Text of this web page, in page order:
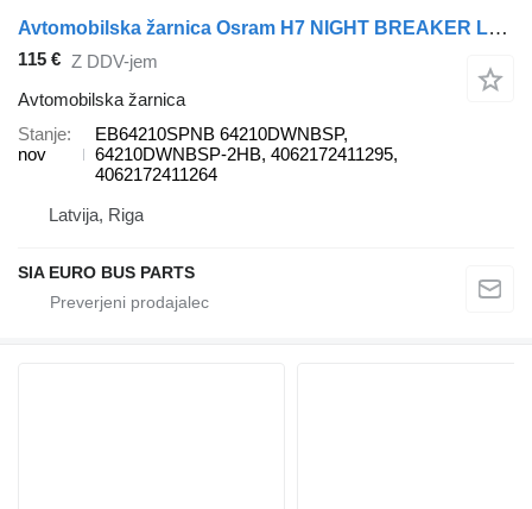
Avtomobilska žarnica Osram H7 NIGHT BREAKER LED SPEED/ STREET LEGAL ( SERVICE PACK) EB64210SPNB za vozilo
115 € Z DDV-jem
Avtomobilska žarnica
Stanje
nov
EB64210SPNB 64210DWNBSP,
64210DWNBSP-2HB, 4062172411295,
4062172411264
Latvija, Riga
SIA EURO BUS PARTS